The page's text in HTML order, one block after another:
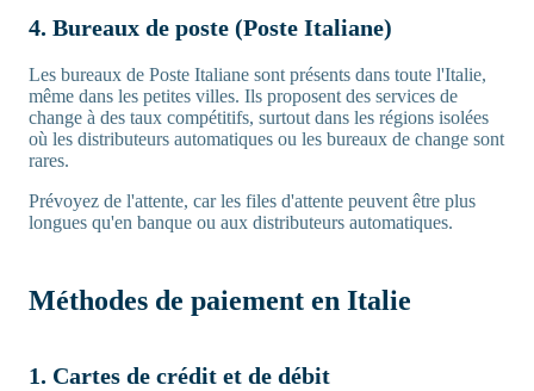
4. Bureaux de poste (Poste Italiane)
Les bureaux de Poste Italiane sont présents dans toute l'Italie,
même dans les petites villes. Ils proposent des services de
change à des taux compétitifs, surtout dans les régions isolées
où les distributeurs automatiques ou les bureaux de change sont
rares.
Prévoyez de l'attente, car les files d'attente peuvent être plus
longues qu'en banque ou aux distributeurs automatiques.
Méthodes de paiement en Italie
1. Cartes de crédit et de débit